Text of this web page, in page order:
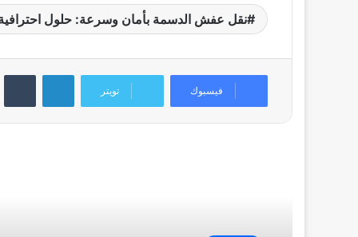
نقل عفش الدسمة بأمان وسرعة: حلول احترافية
فيسبوك تويتر
لينكدإن ‏Tumblr